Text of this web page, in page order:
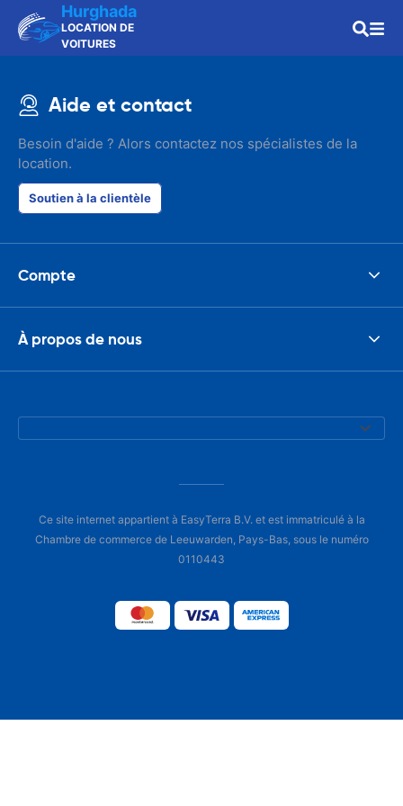
Hurghada
LOCATION DE
VOITURES
Aide et contact
Besoin d'aide ? Alors contactez nos spécialistes de la
location.
Soutien à la clientèle
Compte
À propos de nous
Ce site internet appartient à EasyTerra B.V. et est immatriculé à la
Chambre de commerce de Leeuwarden, Pays-Bas, sous le numéro
0110443